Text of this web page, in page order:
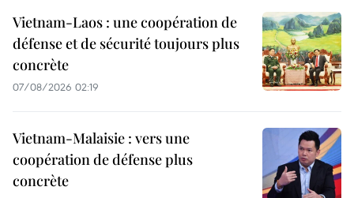
Vietnam-Laos : une coopération de
défense et de sécurité toujours plus
concrète
07/08/2026 02:19
Vietnam-Malaisie : vers une
coopération de défense plus
concrète